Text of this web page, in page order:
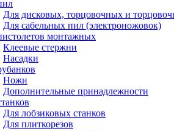
Для дисковых, торцовочных и
Для сабельных пил (электроножовок)
монтажных
Клеевые стержни
Насадки
Ножи
Дополнительные принадлежности
Для лобзиковых станков
Для плиткорезов